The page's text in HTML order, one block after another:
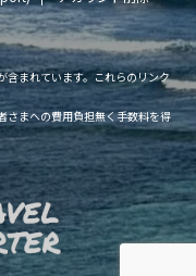
含まれています。これらのリンク
さまへの費用負担無く手数料を得